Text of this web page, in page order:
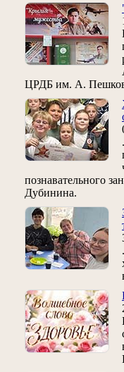
ЦРДБ им. А.
познавательного
Дубинина.